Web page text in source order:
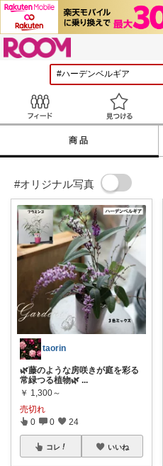
商品
#オリジナル写真
taorin
🌿藤のような房咲きが庭を彩る
常緑つる植物🌿 ...
￥ 1,300～
売切れ
0 0 24
コレ いいね